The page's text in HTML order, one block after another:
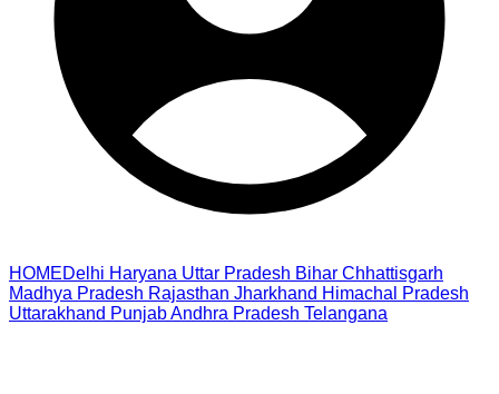
HOMEDelhi Haryana Uttar Pradesh Bihar Chhattisgarh
Madhya Pradesh Rajasthan Jharkhand Himachal Pradesh
Uttarakhand PunjabAndhra Pradesh Telangana